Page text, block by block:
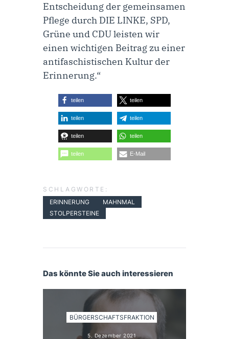
Entscheidung der gemeinsamen
Pflege durch DIE LINKE, SPD,
Grüne und CDU leisten wir
einen wichtigen Beitrag zu einer
antifaschistischen Kultur der
Erinnerung.“
teilen teilen
teilen teilen
teilen teilen
teilen E-Mail
SCHLAGWORTE:
ERINNERUNG
MAHNMAL
STOLPERSTEINE
Das könnte Sie auch interessieren
BÜRGERSCHAFTSFRAKTION
5. Dezember 2021